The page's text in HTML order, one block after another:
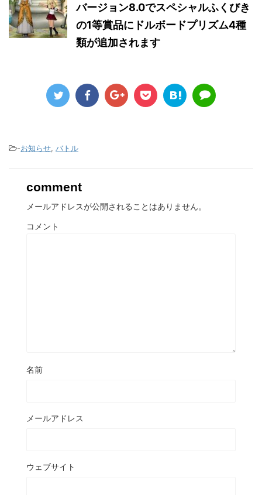
バージョン8.0でスペシャルふくびき
の1等賞品にドルボードプリズム4種
類が追加されます
-お知らせ, バトル
comment
メールアドレスが公開されることはありません。
コメント
名前
メールアドレス
ウェブサイト